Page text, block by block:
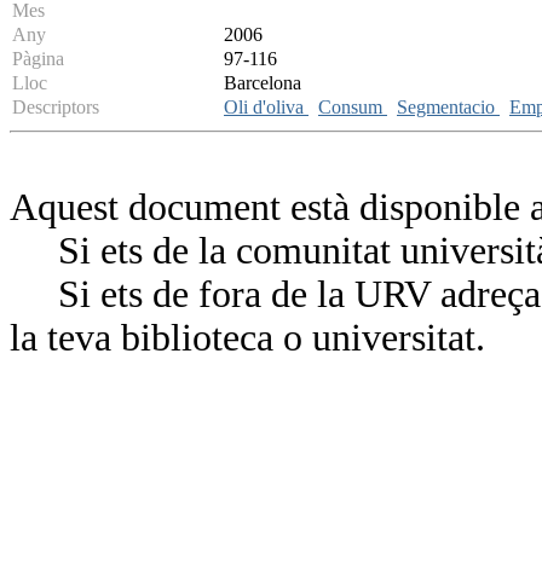
Mes
Any
2006
Pàgina
97-116
Lloc
Barcelona
Descriptors
Oli d'oliva Consum Segmentacio
Aquest document està
Si ets de la comunitat
Si ets de fora de la URV
la teva biblioteca o universitat.